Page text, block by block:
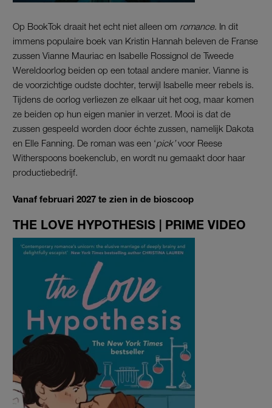
Op BookTok draait het echt niet alleen om romance. In dit
immens populaire boek van Kristin Hannah beleven de Franse
zussen Vianne Mauriac en Isabelle Rossignol de Tweede
Wereldoorlog beiden op een totaal andere manier. Vianne is
de voorzichtige oudste dochter, terwijl Isabelle meer rebels is.
Tijdens de oorlog verliezen ze elkaar uit het oog, maar komen
ze beiden op hun eigen manier in verzet. Mooi is dat de
zussen gespeeld worden door échte zussen, namelijk Dakota
en Elle Fanning. De roman was een ‘pick’voor Reese
Witherspoons boekenclub, en wordt nu gemaakt door haar
productiebedrijf.
Vanaf februari 2027 te zien in de bioscoop
THE LOVE HYPOTHESIS | PRIME VIDEO